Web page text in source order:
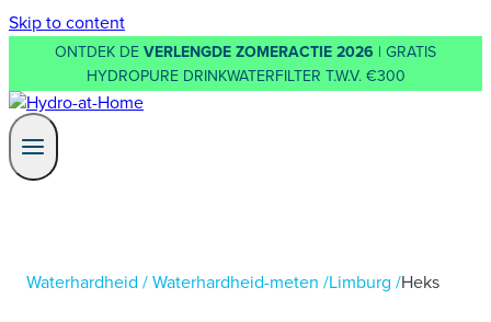
Skip to content
ONTDEK DE VERLENGDE ZOMERACTIE 2026 | GRATIS
HYDROPURE DRINKWATERFILTER T.W.V. €300
Waterhardheid /Waterhardheid-meten /Limburg /Heks